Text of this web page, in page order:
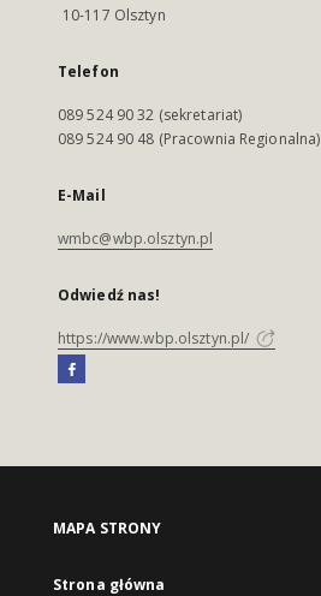
10-117 Olsztyn
Telefon
089 524 90 32 (sekretariat)
089 524 90 48 (Pracownia Regionalna)
E-Mail
wmbc@wbp.olsztyn.pl
Odwiedź nas!
https://www.wbp.olsztyn.pl/
MAPA STRONY
Strona główna